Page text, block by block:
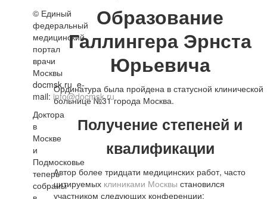
Образование
Галлингера Эрнста
Юрьевича
Ординатура была пройдена в статусной клинической
больнице №31 города Москва.
Получение степеней и
квалификации
Автор более тридцати медицинских работ, часто
цитируемых клиниками Москвы становился
участником следующих конференции:
© Единый
федеральный
медицинский
портал
врачи
Москвы
docmsk.ru e-
mail: info@docmsk.ru
Доктора
в
Москве
и
Подмосковье
теперь
собраны